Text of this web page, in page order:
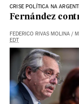
CRISE POLÍTICA NA
Fernández
FEDERICO RIVAS MOLINA /
EDT